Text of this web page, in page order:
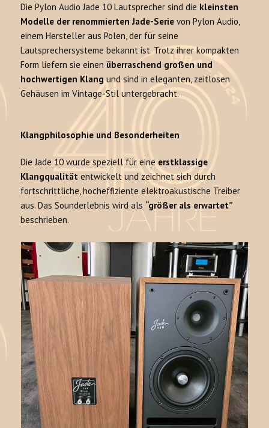
Die Pylon Audio Jade 10 Lautsprecher sind die kleinsten
Modelle der renommierten Jade-Serie von Pylon Audio,
einem Hersteller aus Polen, der für seine
Lautsprechersysteme bekannt ist. Trotz ihrer kompakten
Form liefern sie einen überraschend großen und
hochwertigen Klangund sind in eleganten, zeitlosen
Gehäusen im Vintage-Stil untergebracht.
Klangphilosophie und Besonderheiten
Die Jade 10 wurde speziell für eineerstklassige
Klangqualität entwickelt und zeichnet sich durch
fortschrittliche, hocheffiziente elektroakustische Treiber
aus. Das Sounderlebnis wird als “größer als erwartet”
beschrieben.